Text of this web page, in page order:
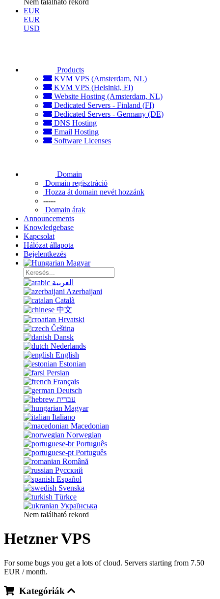
Nem található rekord
EUR
EUR
USD
Products
KVM VPS (Amsterdam, NL)
KVM VPS (Helsinki, FI)
Website Hosting (Amsterdam, NL)
Dedicated Servers - Finland (FI)
Dedicated Servers - Germany (DE)
DNS Hosting
Email Hosting
Software Licenses
Domain
Domain regisztráció
Hozza át domain nevét hozzánk
-----
Domain árak
Announcements
Knowledgebase
Kapcsolat
Hálózat állapota
Bejelentkezés
Magyar
العربية
Azerbaijani
Català
中文
Hrvatski
Čeština
Dansk
Nederlands
English
Estonian
Persian
Français
Deutsch
עברית
Magyar
Italiano
Macedonian
Norwegian
Português
Português
Română
Русский
Español
Svenska
Türkçe
Українська
Nem található rekord
Hetzner VPS
For some bugs you get a lots of cloud. Servers starting from 7.50
EUR / month.
Kategóriák